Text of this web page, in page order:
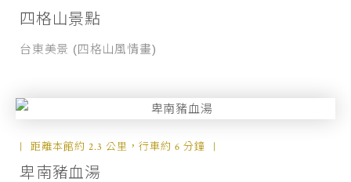
四格山景點
台東美景 (四格山風情畫)
距離本館約 2.3 公里，行車約 6 分鐘
卑南豬血湯